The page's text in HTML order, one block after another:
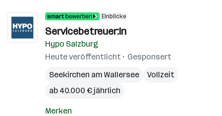
Einblicke
Servicebetreuer:in
Hypo Salzburg
Heute veröffentlicht
Gesponsert
Seekirchen am Wallersee
Vollzeit
ab 40.000 € jährlich
Merken